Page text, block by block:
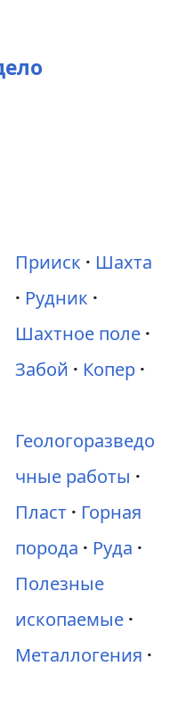
Прииск
Шахта
Рудник
Шахтное поле
Забой
Копер
Геологоразведо
чные работы
Пласт
Горная
порода
Руда
Полезные
ископаемые
Металлогения